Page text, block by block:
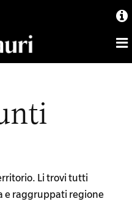
Li trovi tutti
e raggruppati regione